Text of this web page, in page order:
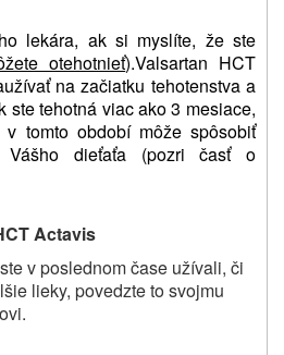
lekára, ak si myslíte, že ste
otehotnieť).Valsartan HCT
užívať na začiatku tehotenstva a
ste tehotná viac ako 3 mesiace,
v tomto období môže spôsobiť
Vášho dieťaťa
(pozri časť o
Actavis
v poslednom čase užívali, či
lieky, povedzte to svojmu